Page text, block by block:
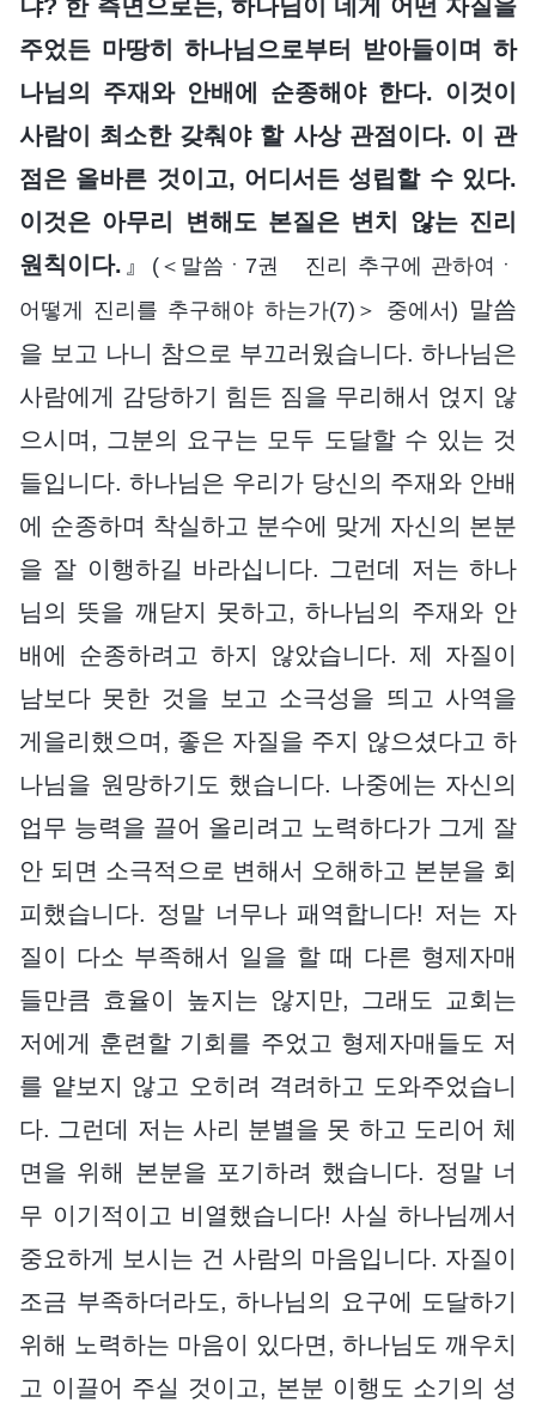
냐? 한 측면으로는, 하나님이 네게 어떤 자질을
주었든 마땅히 하나님으로부터 받아들이며 하
나님의 주재와 안배에 순종해야 한다. 이것이
사람이 최소한 갖춰야 할 사상 관점이다. 이 관
점은 올바른 것이고, 어디서든 성립할 수 있다.
이것은 아무리 변해도 본질은 변치 않는 진리
원칙이다. 』
(＜말씀ㆍ7권 진리 추구에 관하여ㆍ
어떻게 진리를 추구해야 하는가(7)＞ 중에서) 말씀
을 보고 나니 참으로 부끄러웠습니다. 하나님은
사람에게 감당하기 힘든 짐을 무리해서 얹지 않
으시며, 그분의 요구는 모두 도달할 수 있는 것
들입니다. 하나님은 우리가 당신의 주재와 안배
에 순종하며 착실하고 분수에 맞게 자신의 본분
을 잘 이행하길 바라십니다. 그런데 저는 하나
님의 뜻을 깨닫지 못하고, 하나님의 주재와 안
배에 순종하려고 하지 않았습니다. 제 자질이
남보다 못한 것을 보고 소극성을 띄고 사역을
게을리했으며, 좋은 자질을 주지 않으셨다고 하
나님을 원망하기도 했습니다. 나중에는 자신의
업무 능력을 끌어 올리려고 노력하다가 그게 잘
안 되면 소극적으로 변해서 오해하고 본분을 회
피했습니다. 정말 너무나 패역합니다! 저는 자
질이 다소 부족해서 일을 할 때 다른 형제자매
들만큼 효율이 높지는 않지만, 그래도 교회는
저에게 훈련할 기회를 주었고 형제자매들도 저
를 얕보지 않고 오히려 격려하고 도와주었습니
다. 그런데 저는 사리 분별을 못 하고 도리어 체
면을 위해 본분을 포기하려 했습니다. 정말 너
무 이기적이고 비열했습니다! 사실 하나님께서
중요하게 보시는 건 사람의 마음입니다. 자질이
조금 부족하더라도, 하나님의 요구에 도달하기
위해 노력하는 마음이 있다면, 하나님도 깨우치
고 이끌어 주실 것이고, 본분 이행도 소기의 성